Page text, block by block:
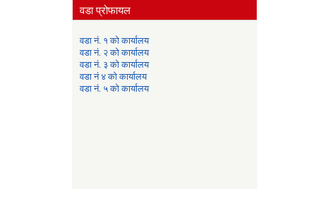
वडा प्रोफायल
वडा नं. १ को कार्यालय
वडा नं. २ को कार्यालय
वडा नं. ३ को कार्यालय
वडा नं ४ को कार्यालय
वडा नं. ५ को कार्यालय